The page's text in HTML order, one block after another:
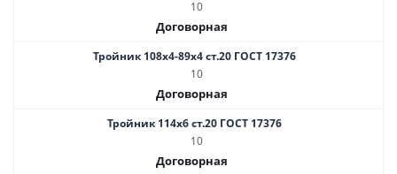
10
Договорная
Тройник 108х4-89х4 ст.20 ГОСТ 17376
10
Договорная
Тройник 114х6 ст.20 ГОСТ 17376
10
Договорная